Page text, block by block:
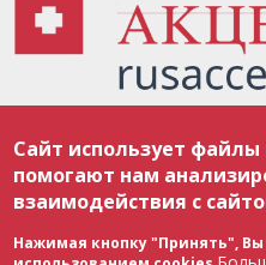
соответствии с законодательством
международными соглашениями.
материалов возможно только с
или частичного воспроизведения
ОБЯЗАТЕЛЬНА АКТИВНАЯ
текст. Фотоизображения,
ее исключительной
Сайт использует
помогают нам
взаимодействия с
Нажимая кнопку "Принять", Вы